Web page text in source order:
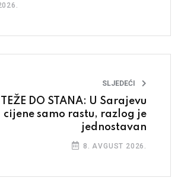
SLJEDEĆI
DO STANA: U Sarajevu
cijene samo rastu, razlog je
jednostavan
8. AVGUST 2026.